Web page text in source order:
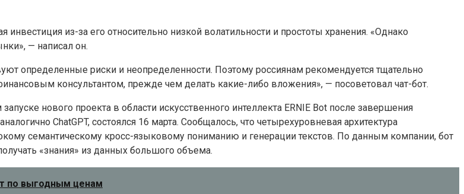
инвестиция из-за его относительно низкой волатильности и простоты хранения. «Однако
— написал он.
определенные риски и неопределенности. Поэтому россиянам рекомендуется тщательно
консультантом, прежде чем делать какие-либо вложения», — посоветовал чат-бот.
нового проекта в области искусственного интеллекта ERNIE Bot после завершения
ChatGPT, состоялся 16 марта. Сообщалось, что четырехуровневая архитектура
семантическому кросс-языковому пониманию и генерации текстов. По данным компании, бот
«знания» из данных большого объема.
по выгодным ценам